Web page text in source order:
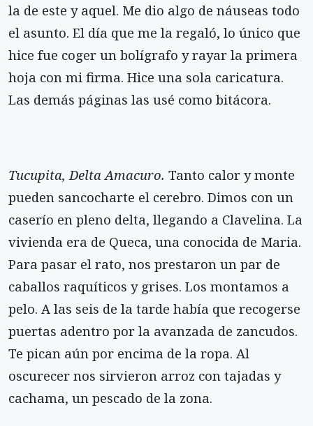
la de este y aquel. Me dio algo de náuseas todo
el asunto. El día que me la regaló, lo único que
hice fue coger un bolígrafo y rayar la primera
hoja con mi firma. Hice una sola caricatura.
Las demás páginas las usé como bitácora.
Tucupita, Delta Amacuro. Tanto calor y monte
pueden sancocharte el cerebro. Dimos con un
caserío en pleno delta, llegando a Clavelina. La
vivienda era de Queca, una conocida de Maria.
Para pasar el rato, nos prestaron un par de
caballos raquíticos y grises. Los montamos a
pelo. A las seis de la tarde había que recogerse
puertas adentro por la avanzada de zancudos.
Te pican aún por encima de la ropa. Al
oscurecer nos sirvieron arroz con tajadas y
cachama, un pescado de la zona.